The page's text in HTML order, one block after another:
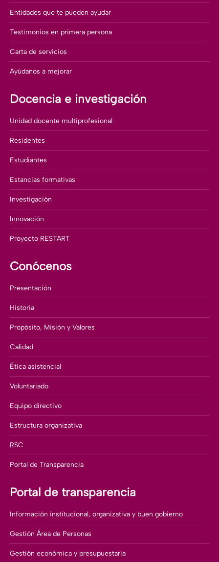
Entidades que te pueden ayudar
Testimonios en primera persona
Carta de servicios
Ayúdanos a mejorar
Docencia e investigación
Unidad docente multiprofesional
Residentes
Estudiantes
Estancias formativas
Investigación
Innovación
Proyecto RESTART
Conócenos
Presentación
Historia
Propósito, Misión y Valores
Calidad
Ética asistencial
Voluntariado
Equipo directivo
Estructura organizativa
RSC
Portal de Transparencia
Portal de transparencia
Información institucional, organizativa y buen gobierno
Gestión Área de Personas
Gestión económica y presupuestaria